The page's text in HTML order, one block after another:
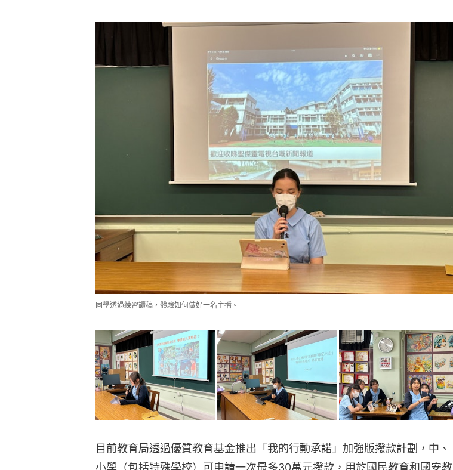
同學透過練習讀稿，體驗如何做好一名主播。
目前教育局透過優質教育基金推出「我的行動承諾」加強版撥款計劃，中、
小學（包括特殊學校）可申請一次最多30萬元撥款，用於國民教育和國安教